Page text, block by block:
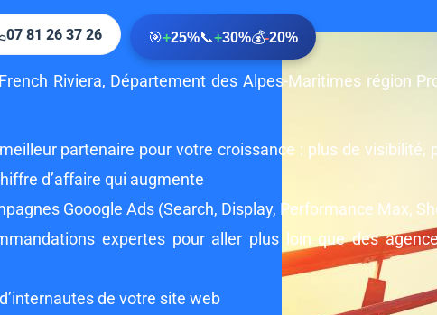
07 81 26 37 26 🎯+25%📞+30%💰-20%
Riviera, Département des Alpes-Maritimes région
partenaire pour votre croissance : plus de visibilité,
d’affaire qui augmente
Gooogle Ads (Search, Display, Performance Max,
expertes pour aller plus loin que des
de votre site web